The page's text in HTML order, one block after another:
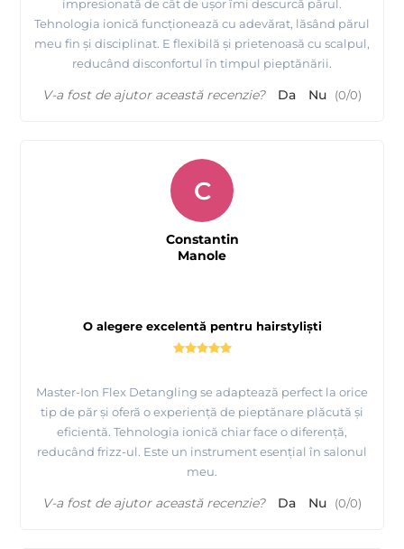
impresionată de cât de ușor îmi descurcă părul.
Tehnologia ionică funcționează cu adevărat, lăsând părul
meu fin și disciplinat. E flexibilă și prietenoasă cu scalpul,
reducând disconfortul în timpul pieptănării.
V-a fost de ajutor această recenzie? Da Nu (0/0)
O alegere excelentă pentru hairstyliști
Master-Ion Flex Detangling se adaptează perfect la orice
tip de păr și oferă o experiență de pieptănare plăcută și
eficientă. Tehnologia ionică chiar face o diferență,
reducând frizz-ul. Este un instrument esențial în salonul
meu.
C
Constantin
Manole
V-a fost de ajutor această recenzie? Da Nu (0/0)